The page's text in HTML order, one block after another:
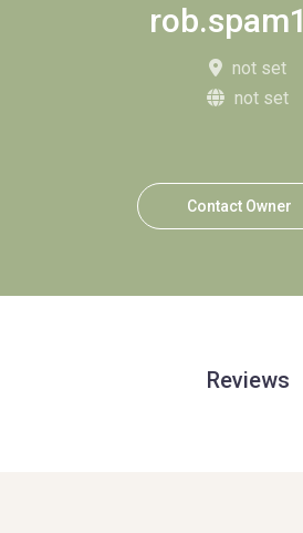
not set
not set
Contact Owner
Reviews